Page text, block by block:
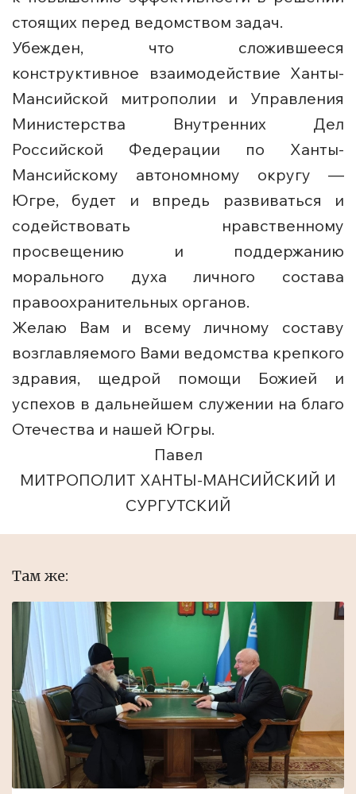
стоящих перед ведомством задач.
Убежден, что сложившееся
конструктивное взаимодействие Ханты-
Мансийской митрополии и Управления
Министерства Внутренних Дел
Российской Федерации по Ханты-
Мансийскому автономному округу —
Югре, будет и впредь развиваться и
содействовать нравственному
просвещению и поддержанию
морального духа личного состава
правоохранительных органов.
Желаю Вам и всему личному составу
возглавляемого Вами ведомства крепкого
здравия, щедрой помощи Божией и
успехов в дальнейшем служении на благо
Отечества и нашей Югры.
Павел
МИТРОПОЛИТ ХАНТЫ-МАНСИЙСКИЙ И
СУРГУТСКИЙ
Там же: